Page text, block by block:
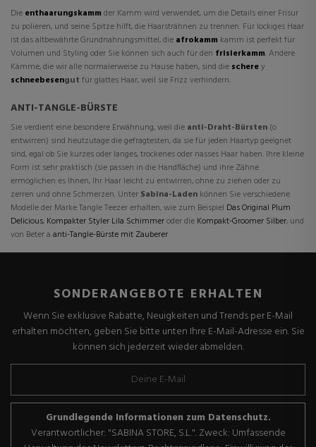
Die enthaarungskamm der Kamm wird verwendet, um die Details einer Frisur
zu polieren, und seine Spitze hilft, die Haarsträhnen zu trennen. Für lockiges Haar
ist das altbewährte Grundnahrungsmittel, die afrokamm kamm ist perfekt für
Volumen und Styling oder Sie können sich auch für den frisierkamm. Andere
Kämme, die wir alle normalerweise zu Hause haben, sind die scherey
schneebesengut für glattes Haar, weil sie Frizz verhindern.
ANTI-TANGLE-BÜRSTE
Sie verdient eine besondere Erwähnung, weil die anti-Draht-Bürsten (o
entwirren) sind heutzutage die gefragtesten, da sie für jeden Haartyp geeignet
sind, egal ob Sie kurzes oder langes, trockenes oder nasses Haar haben. Ihre kleine
Form ist sehr praktisch (sie passen in die Handfläche) und ihre Zähne
ermöglichen es Ihnen, Ihr Haar leicht zu entwirren, ohne zu ziehen oder zu
zerren und ohne Schmerzen. Unter Sabina-Laden können Sie verschiedene
Modelle der Marke Tangle Teezer erhalten, wie zum Beispiel Das Original Plum
Delicious, Kompakter Styler Lila Schimmeroder die Kompakt-Groomer Silber; und
von Beter a anti-Tangle-Bürste mit Zauberer
SONDERANGEBOTE ERHALTEN
Wenn Sie exklusive Rabatte, Neuigkeiten und Trends per E-Mail
erhalten möchten, geben Sie bitte unten Ihre E-Mail-Adresse ein. Sie
können sich jederzeit wieder abmelden.
Grundlegende Informationen zum Datenschutz.
Verantwortlicher: "SABINA STORE, S.L.". Zweck: Umfassende